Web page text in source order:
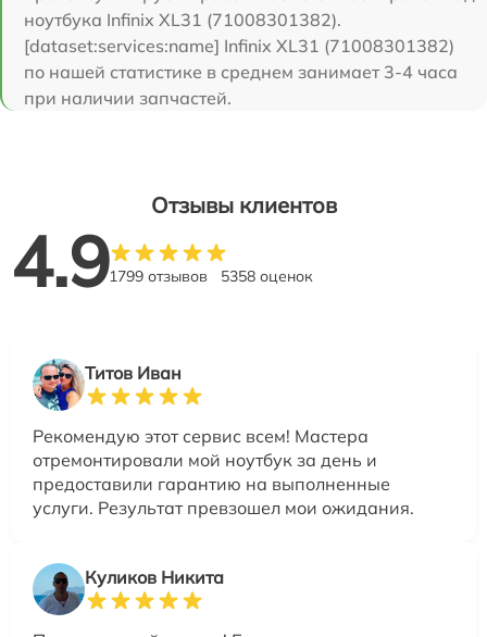
ноутбука Infinix XL31 (71008301382).
[dataset:services:name] Infinix XL31 (71008301382)
по нашей статистике в среднем занимает 3-4 часа
при наличии запчастей.
Отзывы клиентов
4.91799 отзывов 5358 оценок
Титов Иван
Рекомендую этот сервис всем! Мастера
отремонтировали мой ноутбук за день и
предоставили гарантию на выполненные
услуги. Результат превзошел мои ожидания.
Куликов Никита